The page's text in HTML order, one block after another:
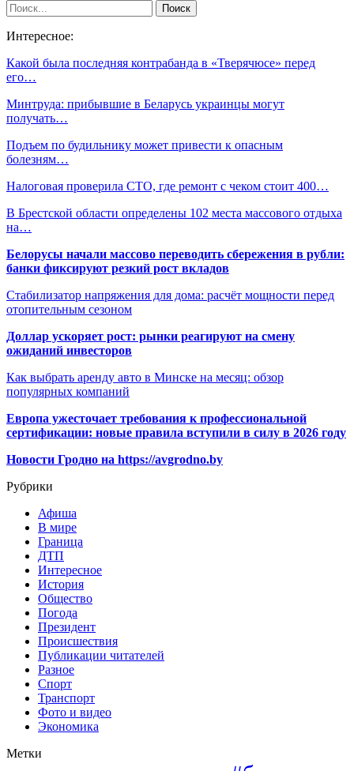
Интересное:
Какой была последняя контрабанда в «Тверячюсе» перед
его…
Минтруда: прибывшие в Беларусь украинцы могут
получать…
Подъем по будильнику может привести к опасным
болезням…
Налоговая проверила СТО, где ремонт с чеком стоит 400…
В Брестской области определены 102 места массового отдыха
на…
Белорусы начали массово переводить сбережения в рубли:
банки фиксируют резкий рост вкладов
Стабилизатор напряжения для дома: расчёт мощности перед
отопительным сезоном
Доллар ускоряет рост: рынки реагируют на смену
ожиданий инвесторов
Как выбрать аренду авто в Минске на месяц: обзор
популярных компаний
Европа ужесточает требования к профессиональной
сертификации: новые правила вступили в силу в 2026 году
Новости Гродно на https://avgrodno.by
Рубрики
Афиша
В мире
Граница
ДТП
Интересное
История
Общество
Погода
Президент
Происшествия
Публикации читателей
Разное
Спорт
Транспорт
Фото и видео
Экономика
Метки